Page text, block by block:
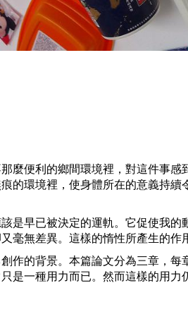
麼便利的鄉間環境裡，對這件事
的環境裡，使身體所在的意義持續
是早已被決定的運軌。它促使我
毫無差異。這樣的惰性所產生的作
作的背景。本篇論文分為三章，
是一種用力而已。然而這樣的用力